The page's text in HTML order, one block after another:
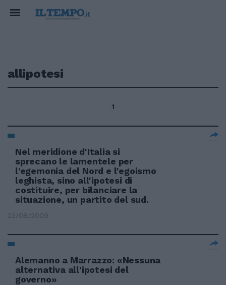
allipotesi
1
Nel meridione d'Italia si
sprecano le lamentele per
l'egemonia del Nord e l'egoismo
leghista, sino all'ipotesi di
costituire, per bilanciare la
situazione, un partito del sud.
23/08/2009
Alemanno a Marrazzo: «Nessuna
alternativa all'ipotesi del
governo»